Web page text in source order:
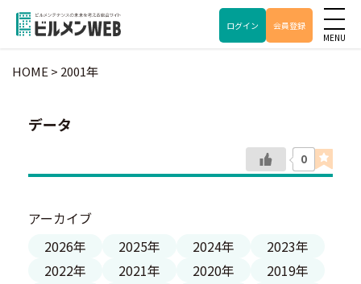
ログイン 会員登録
HOME > 2001年
データ
0
アーカイブ
2026年
2025年 2024年
2023年
2022年
2021年 2020年
2019年